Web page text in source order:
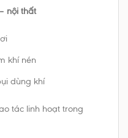
nội thất
khí nén
dùng khí
tác linh hoạt trong